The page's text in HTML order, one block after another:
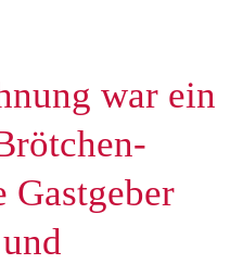
war ein
Gastgeber